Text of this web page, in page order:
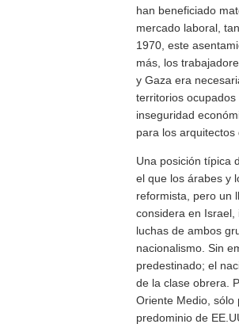
han beneficiado
mercado laboral,
1970, este
más, los
y Gaza era
territorios
inseguridad
para los arquitectos
Una posición típica
el que los árabes y
reformista, pero un
considera en Israel,
luchas de ambos
nacionalismo. Sin
predestinado; el
de la clase obrera.
Oriente Medio, sólo
predominio de